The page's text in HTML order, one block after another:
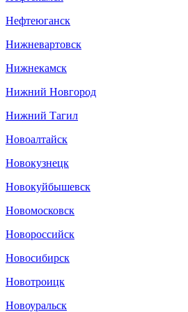
Нефтеюганск
Нижневартовск
Нижнекамск
Нижний Новгород
Нижний Тагил
Новоалтайск
Новокузнецк
Новокуйбышевск
Новомосковск
Новороссийск
Новосибирск
Новотроицк
Новоуральск